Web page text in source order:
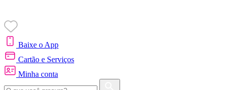
Baixe o App
Cartão e Serviços
Minha conta